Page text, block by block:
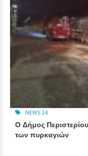
NEWS 24
Ο Δήμος
των πυρκαγιών